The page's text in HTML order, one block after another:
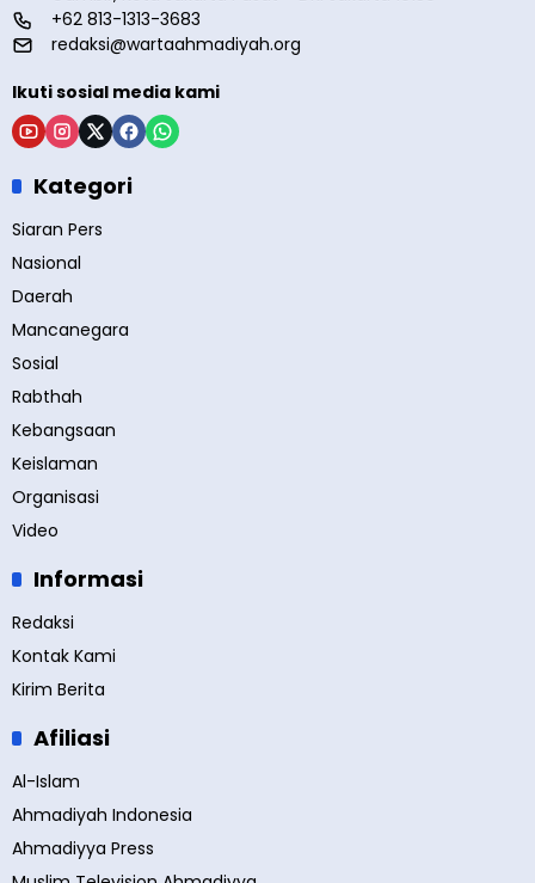
+62 813-1313-3683
redaksi@wartaahmadiyah.org
Ikuti sosial media kami
Kategori
Siaran Pers
Nasional
Daerah
Mancanegara
Sosial
Rabthah
Kebangsaan
Keislaman
Organisasi
Video
Informasi
Redaksi
Kontak Kami
Kirim Berita
Afiliasi
Al-Islam
Ahmadiyah Indonesia
Ahmadiyya Press